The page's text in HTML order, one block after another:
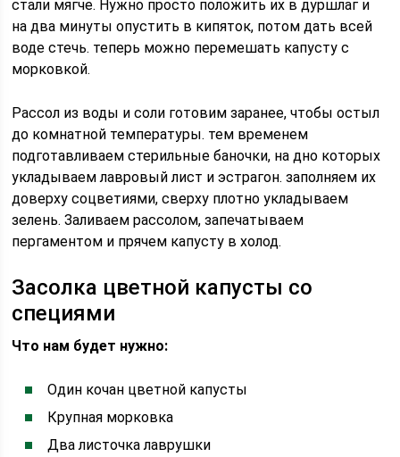
стали мягче. Нужно просто положить их в дуршлаг и
на два минуты опустить в кипяток, потом дать всей
воде стечь. теперь можно перемешать капусту с
морковкой.
Рассол из воды и соли готовим заранее, чтобы остыл
до комнатной температуры. тем временем
подготавливаем стерильные баночки, на дно которых
укладываем лавровый лист и эстрагон. заполняем их
доверху соцветиями, сверху плотно укладываем
зелень. Заливаем рассолом, запечатываем
пергаментом и прячем капусту в холод.
Засолка цветной капусты со
специями
Что нам будет нужно:
Один кочан цветной капусты
Крупная морковка
Два листочка лаврушки